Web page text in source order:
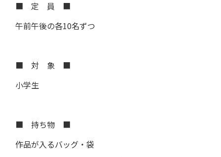
■ 定 員 ■
午前午後の各10名ずつ
■ 対 象 ■
小学生
■ 持ち物 ■
作品が入るバッグ・袋